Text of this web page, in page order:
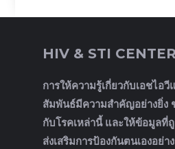
HIV & STI CENTER
การให้ความรู้เกี่ยวกับเอชไอ
สัมพันธ์มีความสำคัญอย่างยิ่ง
กับโรคเหล่านี้ และให้ข้อมูลที่
ส่งเสริมการป้องกันตนเองอย่า